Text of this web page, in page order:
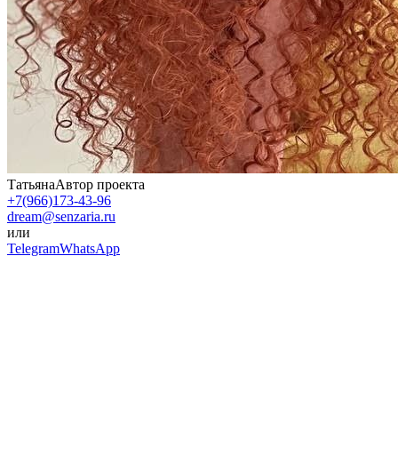
ТатьянаАвтор проекта
+7(966)173-43-96
dream@senzaria.ru
или
TelegramWhatsApp